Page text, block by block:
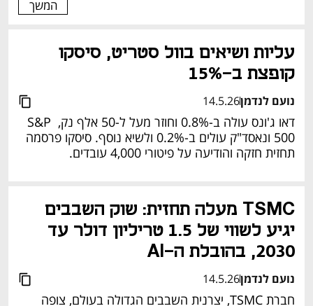
המשך
עליות ושיאים בוול סטריט, סיסקו
קופצת ב-15%
נועם לנדמן14.5.26
דאו ג'ונס עולה ב-0.8% וחוזר מעל ל-50 אלף נק, S&P
תחזית חזקה והודיעה על פיטורי 4,000 עובדים.
2030, בהובלת ה-AI
נועם לנדמן14.5.26